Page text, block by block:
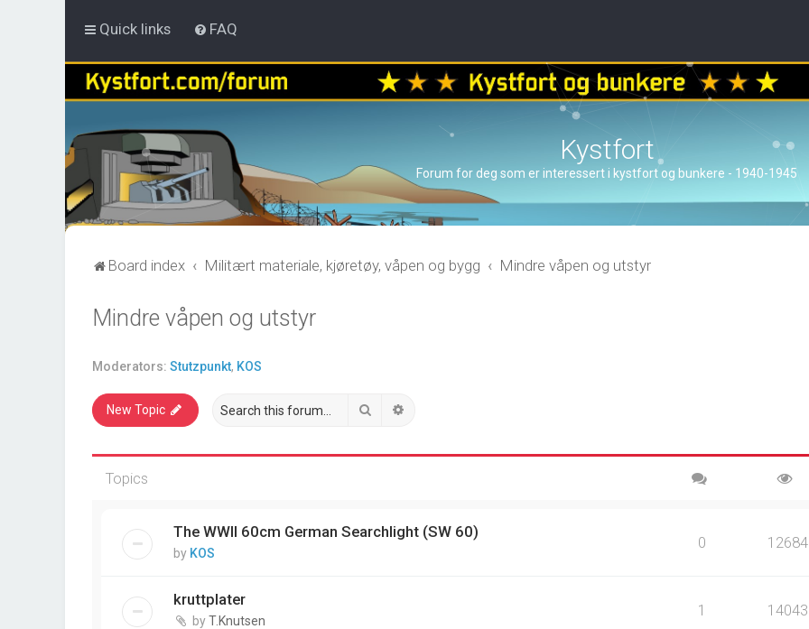
Quick links FAQ
Kystfort
Forum for deg som er interessert i kystfort og bunkere - 1940-1945
Board index Militært materiale, kjøretøy, våpen og bygg Mindre våpen og utstyr
Mindre våpen og utstyr
Moderators: Stutzpunkt, KOS
New Topic Search
Topics
The WWII 60cm German Searchlight (SW 60)
by KOS
0 12684
kruttplater
byT.Knutsen
1 14043